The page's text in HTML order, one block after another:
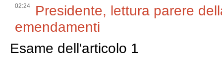
02:24
Presidente, lettura parere
emendamenti
Esame dell'articolo 1